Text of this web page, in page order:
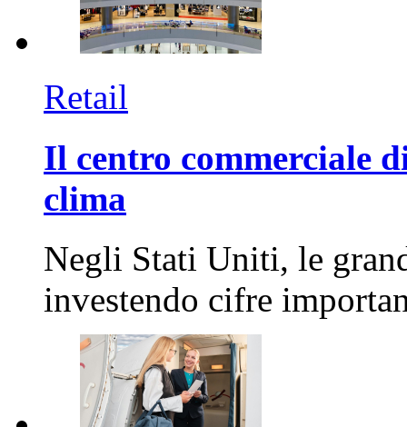
Retail
Il centro commerciale
clima
Negli Stati Uniti, le
investendo cifre